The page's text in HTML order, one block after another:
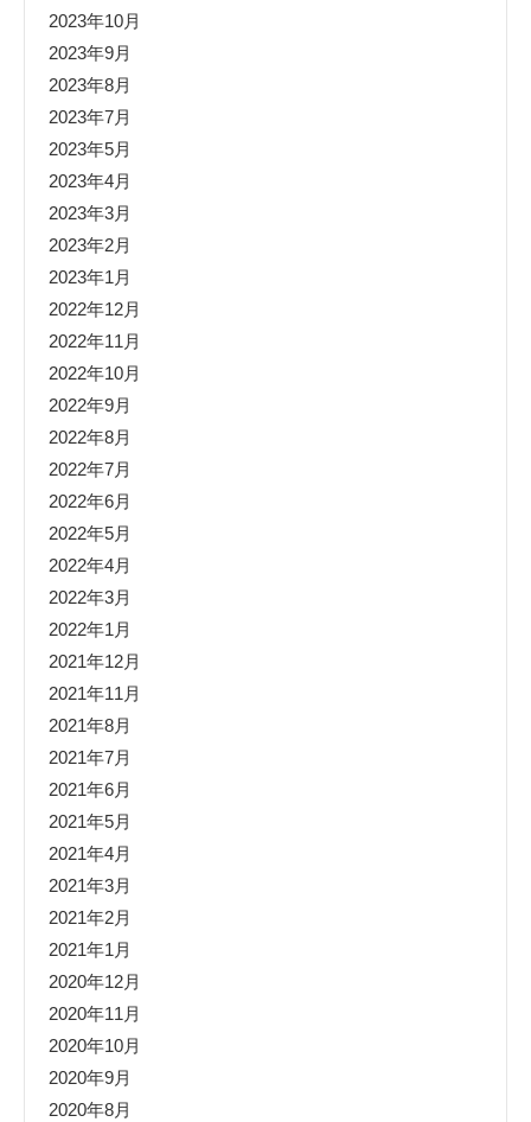
2023年10月
2023年9月
2023年8月
2023年7月
2023年5月
2023年4月
2023年3月
2023年2月
2023年1月
2022年12月
2022年11月
2022年10月
2022年9月
2022年8月
2022年7月
2022年6月
2022年5月
2022年4月
2022年3月
2022年1月
2021年12月
2021年11月
2021年8月
2021年7月
2021年6月
2021年5月
2021年4月
2021年3月
2021年2月
2021年1月
2020年12月
2020年11月
2020年10月
2020年9月
2020年8月